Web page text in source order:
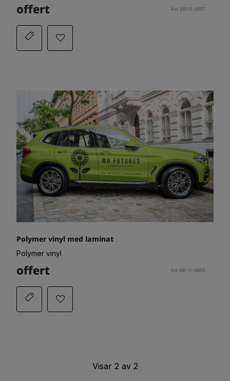
offert Art.88-11-0657
Polymer vinyl med laminat
Polymer vinyl
offert Art.88-11-0658
Visar 2 av 2